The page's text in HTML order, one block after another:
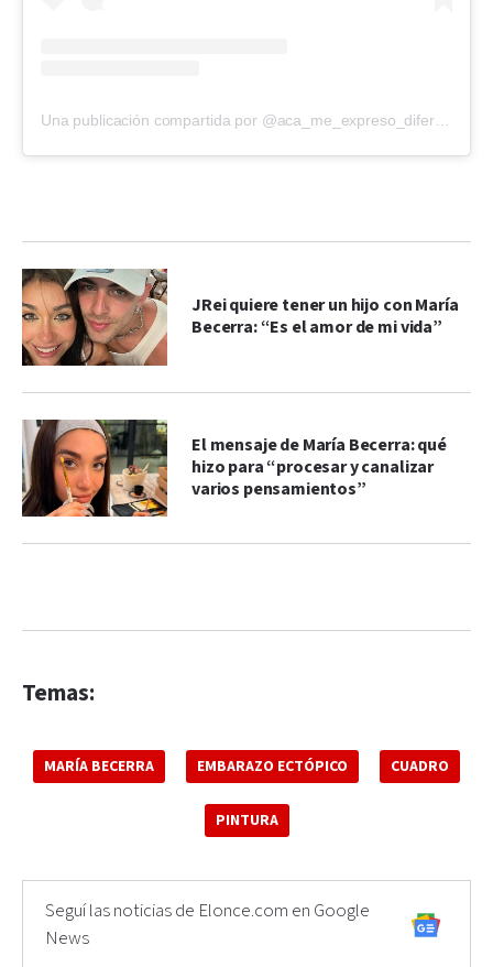
JRei quiere tener un hijo con María
Becerra: “Es el amor de mi vida”
El mensaje de María Becerra: qué
hizo para “procesar y canalizar
varios pensamientos”
Temas:
MARÍA BECERRA EMBARAZO ECTÓPICO CUADRO
PINTURA
Seguí las noticias de Elonce.com en Google
News